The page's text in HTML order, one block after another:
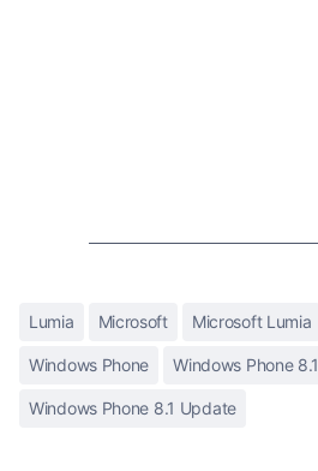
Lumia Microsoft Microsoft Lumia
Windows Phone Windows Phone 8.1
Windows Phone 8.1 Update